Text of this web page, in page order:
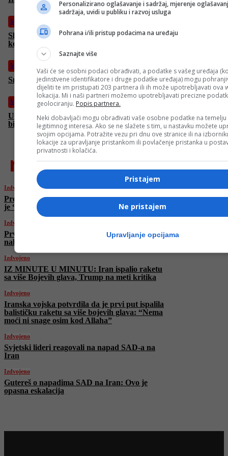
Magazin
Slatki početak dana: Jeste li znali da tamna čokolada pomaže
kod hipertenzije?
Magazin
Smilje ulje: Tajna anti-age efekta iz Hercegovine
Magazin
Ukoliko želite ojačati imunitet, počnite konzumirati ove tri
biljke
najnovije
Izdvojeno
Predsjednik Izraela: Trumpov napad na Iran
je “historijski”
Izdvojeno
Prve fotografije razorenih izraelskih gradova
nakon jutrošnjih napada Irana
Izdvojeno
IZ MINUTE U MINUTU: Iran ispalio raketu
sa više Bojevih glava, Trump na meti kritika
Izdvojeno
Iranska vojska potvrdila da je prvi put ispalila
balističku raketu sa više bojevih glava: “Nema
moći ni snage osim kod Allaha”
Izdvojeno
Svjetski lideri reagovali na napad SAD-a na
Iran
Izdvojeno
Gutereš o napadima SAD na Iran: Ovo je
opasna eskalacija
Personalizirano oglašavanje i sadržaj, mjerenje
sadržaja, uvidi u publiku i razvoj usluga
Pohrana i/ili pristup podacima na uređaju
Saznajte više
Vaši će se osobni podaci obrađivati, a podatke s vašeg uređaja
jedinstvene identifikatore i druge podatke uređaja) mogu
dijeliti te im pristupati 203 partnera ili ih može upotrebljavati ova
lokacija. Mi i naši partneri možemo upotrebljavati precizne
geolociranju. Popis partnera.
Neki dobavljači mogu obrađivati vaše osobne podatke na temelju
legitimnog interesa. Ako se ne slažete s tim, u nastavku možete
svojim opcijama. Potražite vezu pri dnu ove stranice ili na
lokacije za upravljanje pristankom ili povlačenje pristanka u
privatnosti i kolačića.
Pristajem
Ne pristajem
Upravljanje opcijama